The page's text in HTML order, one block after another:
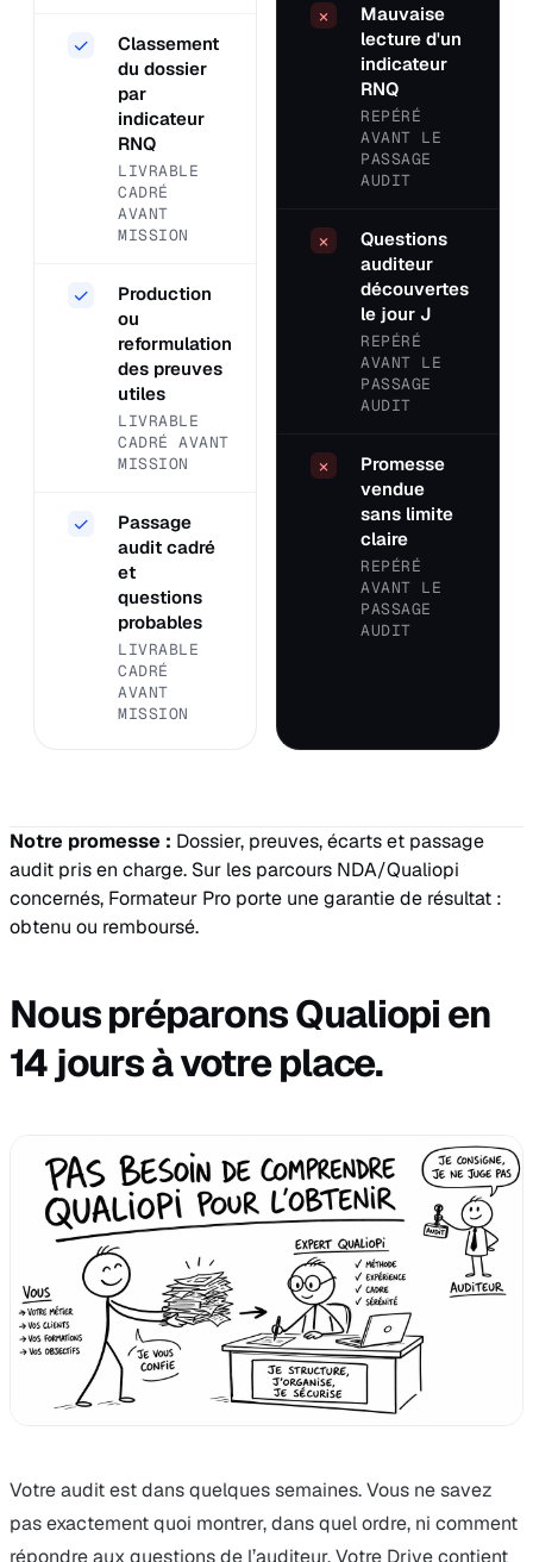
✓
Classement
du dossier
par
indicateur
RNQ
LIVRABLE
CADRÉ
AVANT
MISSION
✓
Production
ou
reformulation
des preuves
utiles
LIVRABLE
CADRÉ AVANT
MISSION
✓
Passage
audit cadré
et
questions
probables
LIVRABLE
CADRÉ
AVANT
MISSION
×
Mauvaise
lecture d'un
indicateur
RNQ
REPÉRÉ
AVANT LE
PASSAGE
AUDIT
×
Questions
auditeur
découvertes
le jour J
REPÉRÉ
AVANT LE
PASSAGE
AUDIT
×
Promesse
vendue
sans limite
claire
REPÉRÉ
AVANT LE
PASSAGE
AUDIT
Notre promesse : Dossier, preuves, écarts et passage
audit pris en charge. Sur les parcours NDA/Qualiopi
concernés, Formateur Pro porte une garantie de résultat :
obtenu ou remboursé.
Nous préparons Qualiopi en
14 jours à votre place.
Votre audit est dans quelques semaines. Vous ne savez
pas exactement quoi montrer, dans quel ordre, ni comment
répondre aux questions de l’auditeur. Votre Drive contient